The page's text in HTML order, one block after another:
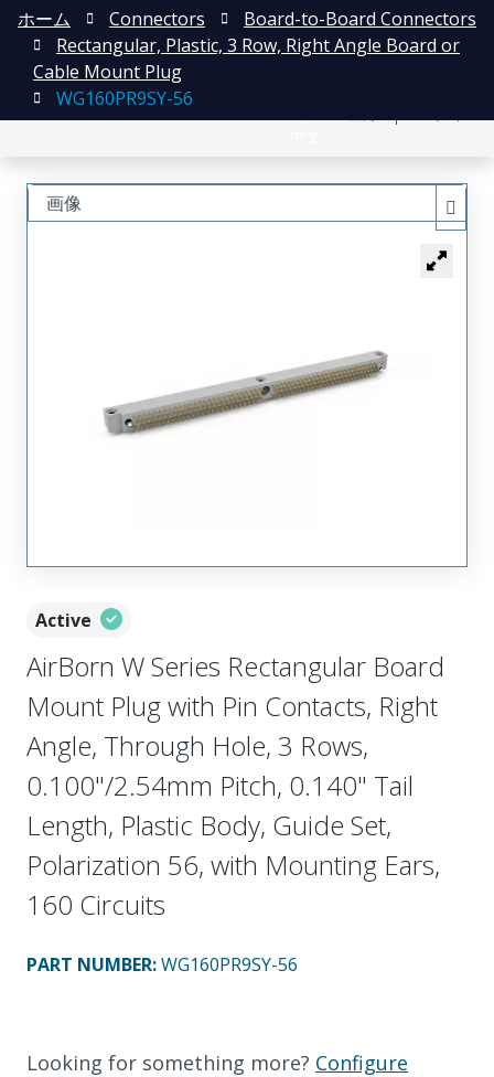
ホーム Connectors
Board-to-Board Connectors
Rectangular, Plastic, 3 Row, Right Angle Board or
Cable Mount Plug
WG160PR9SY-56
Active
AirBorn W Series Rectangular Board
Mount Plug with Pin Contacts, Right
Angle, Through Hole, 3 Rows,
0.100"/2.54mm Pitch, 0.140" Tail
Length, Plastic Body, Guide Set,
Polarization 56, with Mounting Ears,
160 Circuits
PART NUMBER:WG160PR9SY-56
Looking for something more? Configure
画像